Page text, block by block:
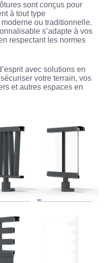
sont conçus pour
à tout type
moderne ou traditionnelle.
s’adapte à vos
respectant les normes
avec solutions en
votre terrain, vos
et autres espaces en